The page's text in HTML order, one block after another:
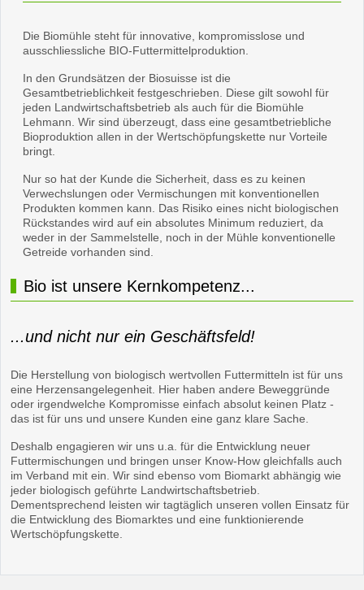
Die Biomühle steht für innovative, kompromisslose und
ausschliessliche BIO-Futtermittelproduktion.
In den Grundsätzen der Biosuisse ist die
Gesamtbetrieblichkeit festgeschrieben. Diese gilt sowohl für
jeden Landwirtschaftsbetrieb als auch für die Biomühle
Lehmann. Wir sind überzeugt, dass eine gesamtbetriebliche
Bioproduktion allen in der Wertschöpfungskette nur Vorteile
bringt.
Nur so hat der Kunde die Sicherheit, dass es zu keinen
Verwechslungen oder Vermischungen mit konventionellen
Produkten kommen kann. Das Risiko eines nicht biologischen
Rückstandes wird auf ein absolutes Minimum reduziert, da
weder in der Sammelstelle, noch in der Mühle konventionelle
Getreide vorhanden sind.
Bio ist unsere Kernkompetenz...
...und nicht nur ein Geschäftsfeld!
Die Herstellung von biologisch wertvollen Futtermitteln ist für uns
eine Herzensangelegenheit. Hier haben andere Beweggründe
oder irgendwelche Kompromisse einfach absolut keinen Platz -
das ist für uns und unsere Kunden eine ganz klare Sache.
Deshalb engagieren wir uns u.a. für die Entwicklung neuer
Futtermischungen und bringen unser Know-How gleichfalls auch
im Verband mit ein. Wir sind ebenso vom Biomarkt abhängig wie
jeder biologisch geführte Landwirtschaftsbetrieb.
Dementsprechend leisten wir tagtäglich unseren vollen Einsatz für
die Entwicklung des Biomarktes und eine funktionierende
Wertschöpfungskette.